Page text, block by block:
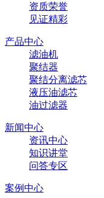
资质荣誉
见证精彩
产品中心
滤油机
聚结器
聚结分离滤芯
液压油滤芯
油过滤器
新闻中心
资讯中心
知识讲堂
问答专区
案例中心